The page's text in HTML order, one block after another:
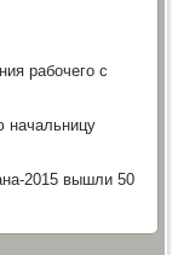
рабочего с
начальницу
2015 вышли 50